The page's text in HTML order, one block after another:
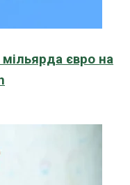
мільярда євро на